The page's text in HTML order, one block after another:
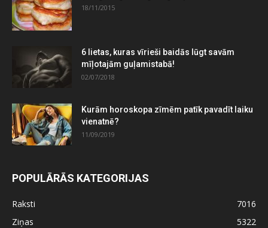
18/11/2015
6 lietas, kuras vīrieši baidās lūgt savām
mīļotajām guļamistabā!
02/07/2018
Kurām horoskopa zīmēm patīk pavadīt laiku
vienatnē?
11/09/2019
POPULĀRĀS KATEGORIJAS
Raksti
7016
Ziņas
5322